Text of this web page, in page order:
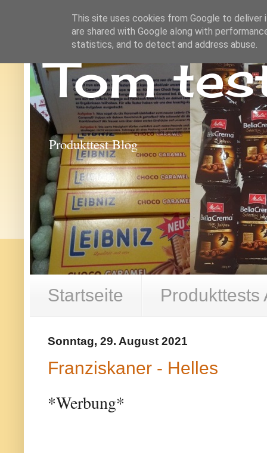
Tom
Produkttest Blog
Startseite Produkttests
Sonntag, 29. August 2021
Franziskaner - Helles
*Werbung*
This site uses cookies from Google to deliver
are shared with Google along with
statistics, and to detect and address abuse.